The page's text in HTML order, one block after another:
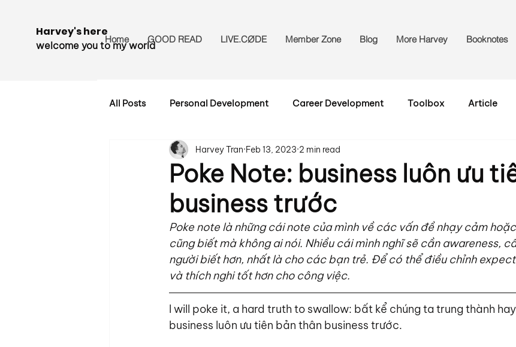
Harvey's here
welcome you to my world
Home GOOD READ LIVE.CØDE Member Zone Blog More Harvey Booknotes
All Posts Personal Development Career Development Toolbox Article
Poke Note: business luôn ưu
business trước
Harvey Tran Feb 13, 2023 2 min read
Poke note là những cái note của mình về các vấn đề nhạy cảm
cũng biết mà không ai nói. Nhiều cái mình nghĩ sẽ cần awareness,
người biết hơn, nhất là cho các bạn trẻ. Để có thể điều chỉnh
và thích nghi tốt hơn cho công việc.
I will poke it, a hard truth to swallow: bất kể chúng ta trung thành
business luôn ưu tiên bản thân business trước.